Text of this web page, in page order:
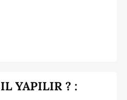
YAPILIR ? :